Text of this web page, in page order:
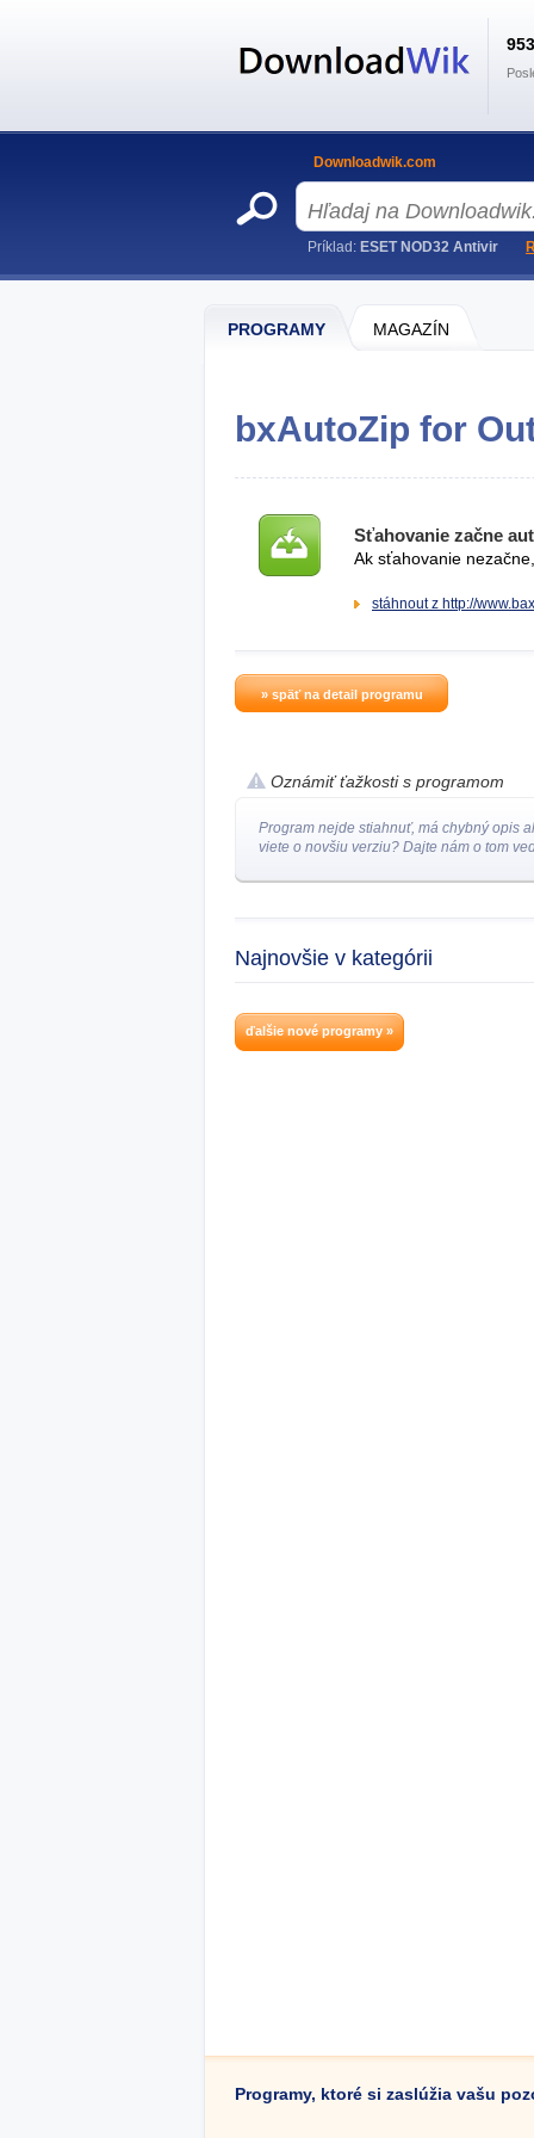
PROGRAMY MAGAZÍN
bxAutoZip for
Sťahovanie začne
Ak sťahovanie
stáhnout z http://
» späť na detail programu
Oznámiť ťažkosti s programom
Program nejde stiahnuť, má chybný opis
viete o novšiu verziu? Dajte nám o tom
Najnovšie v kategórii
ďalšie nové programy »
Programy, ktoré si zaslúžia vašu
Downloadwik.com
Príklad: ESET NOD32 Antivir